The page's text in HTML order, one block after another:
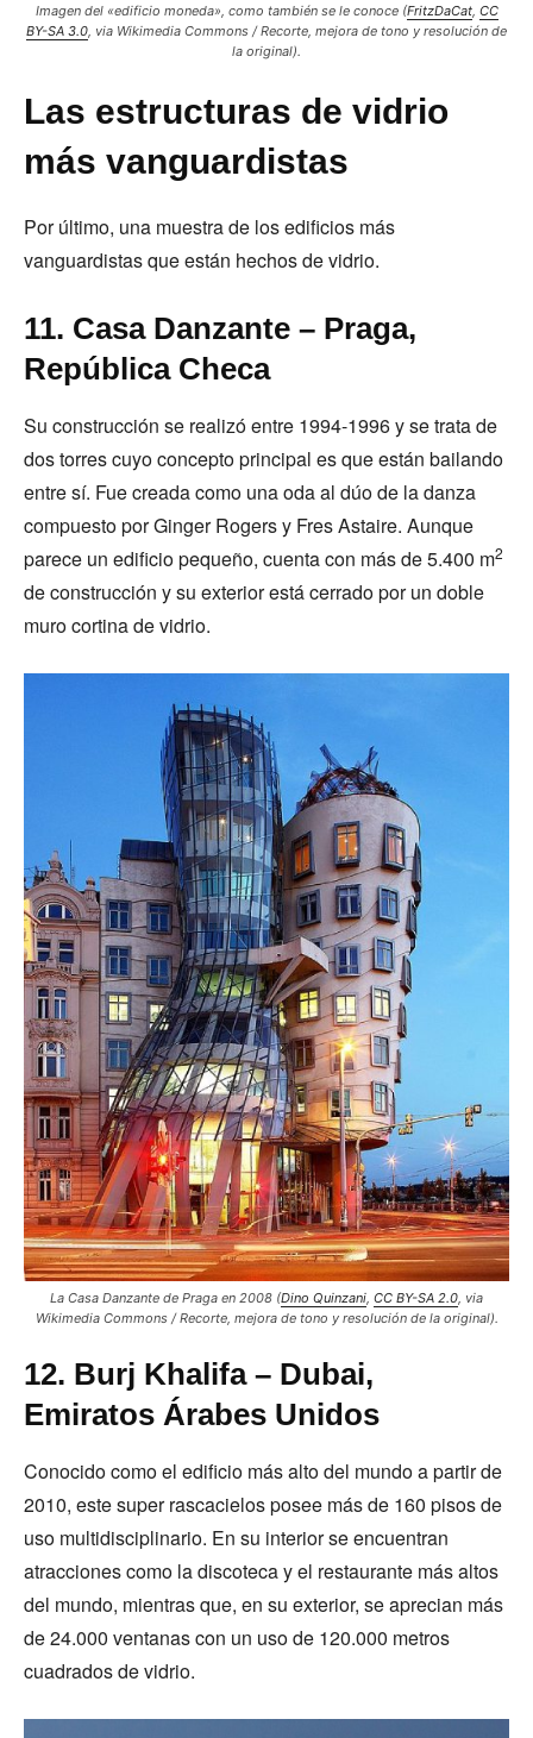
Imagen del «edificio moneda», como también se le conoce (FritzDaCat, CC
BY-SA 3.0, via Wikimedia Commons / Recorte, mejora de tono y resolución de
la original).
Las estructuras de vidrio
más vanguardistas
Por último, una muestra de los edificios más
vanguardistas que están hechos de vidrio.
11. Casa Danzante – Praga,
República Checa
Su construcción se realizó entre 1994-1996 y se trata de
dos torres cuyo concepto principal es que están bailando
entre sí. Fue creada como una oda al dúo de la danza
compuesto por Ginger Rogers y Fres Astaire. Aunque
parece un edificio pequeño, cuenta con más de 5.400 m2
de construcción y su exterior está cerrado por un doble
muro cortina de vidrio.
La Casa Danzante de Praga en 2008 (Dino Quinzani, CC BY-SA 2.0, via
Wikimedia Commons / Recorte, mejora de tono y resolución de la original).
12. Burj Khalifa – Dubai,
Emiratos Árabes Unidos
Conocido como el edificio más alto del mundo a partir de
2010, este super rascacielos posee más de 160 pisos de
uso multidisciplinario. En su interior se encuentran
atracciones como la discoteca y el restaurante más altos
del mundo, mientras que, en su exterior, se aprecian más
de 24.000 ventanas con un uso de 120.000 metros
cuadrados de vidrio.